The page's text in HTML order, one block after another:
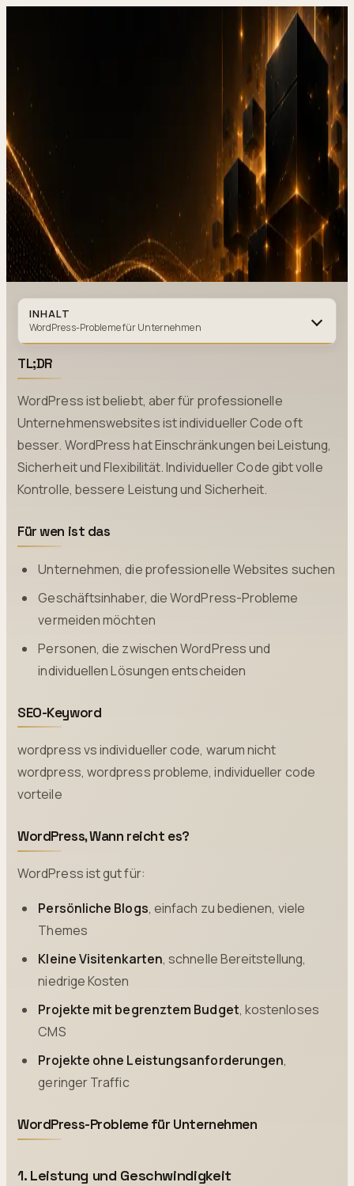
WordPress vs individueller
Code, Warum nicht WordPress für Unternehmen?
Referenzen in Produktion
WordPress vs individueller Code,
WordPress für
Unternehmen?
23. DEZEMBER 2025
DevStudio.it
INHALT
WordPress-Probleme für Unternehmen
TL;DR
WordPress ist beliebt, aber für professionelle
Unternehmenswebsites ist individueller Code oft
besser. WordPress hat Einschränkungen bei Leistung,
Sicherheit und Flexibilität. Individueller Code gibt volle
Kontrolle, bessere Leistung und Sicherheit.
Für wen ist das
Unternehmen, die professionelle Websites suchen
Geschäftsinhaber, die WordPress-Probleme
vermeiden möchten
Personen, die zwischen WordPress und
individuellen Lösungen entscheiden
SEO-Keyword
wordpress vs individueller code, warum nicht
wordpress, wordpress probleme, individueller code
vorteile
WordPress, Wann reicht es?
WordPress ist gut für:
Persönliche Blogs, einfach zu bedienen, viele
Themes
Kleine Visitenkarten, schnelle Bereitstellung,
niedrige Kosten
Projekte mit begrenztem Budget, kostenloses
CMS
Projekte ohne Leistungsanforderungen,
geringer Traffic
WordPress-Probleme für Unternehmen
1. Leistung und Geschwindigkeit